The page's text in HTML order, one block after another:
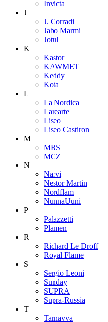
Invicta
J
J. Corradi
Jabo Marmi
Jotul
K
Kastor
KAWMET
Keddy
Kota
L
La Nordica
Larearte
Liseo
Liseo Castiron
M
MBS
MCZ
N
Narvi
Nestor Martin
Nordflam
NunnaUuni
P
Palazzetti
Plamen
R
Richard Le Droff
Royal Flame
S
Sergio Leoni
Sunday
SUPRA
Supra-Russia
T
Tarnavva